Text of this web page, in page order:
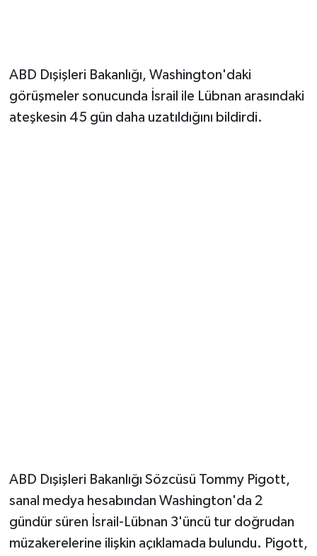
ABD Dışişleri Bakanlığı, Washington'daki
görüşmeler sonucunda İsrail ile Lübnan arasındaki
ateşkesin 45 gün daha uzatıldığını bildirdi.
ABD Dışişleri Bakanlığı Sözcüsü Tommy Pigott,
sanal medya hesabından Washington'da 2
gündür süren İsrail-Lübnan 3'üncü tur doğrudan
müzakerelerine ilişkin açıklamada bulundu. Pigott,
Siyaset